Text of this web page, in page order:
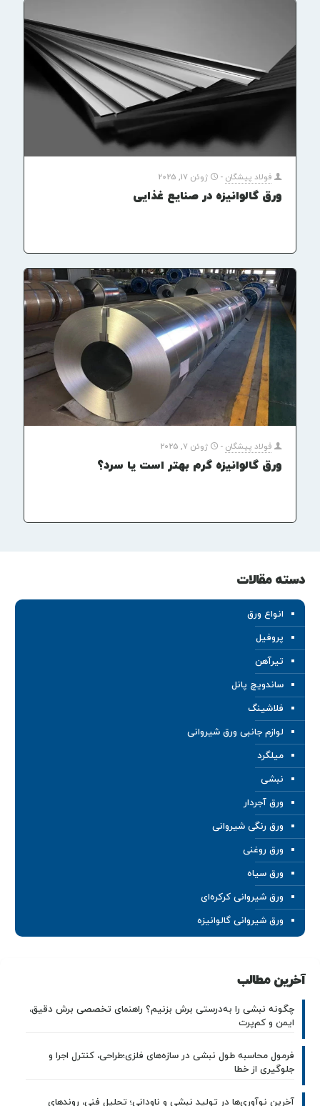
فولاد پیشگان - ژوئن 17, 2025
ورق گالوانیزه در صنایع غذایی
فولاد پیشگان - ژوئن 7, 2025
ورق گالوانیزه گرم بهتر است یا سرد؟
دسته مقالات
انواع ورق
پروفیل
تیرآهن
ساندویچ پانل
فلاشینگ
لوازم جانبی ورق شیروانی
میلگرد
نبشی
ورق آجردار
ورق رنگی شیروانی
ورق روغنی
ورق سیاه
ورق شیروانی کرکره‌ای
ورق شیروانی گالوانیزه
آخرین مطالب
چگونه نبشی را به‌درستی برش بزنیم؟ راهنمای تخصصی برش دقیق،
ایمن و کم‌پرت
فرمول محاسبه طول نبشی در سازه‌های فلزی؛طراحی، کنترل اجرا و
جلوگیری از خطا
آخرین نوآوری‌ها در تولید نبشی و ناودانی؛ تحلیل فنی، روندهای